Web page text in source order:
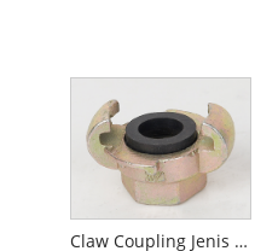
Claw Coupling Jenis Eropah